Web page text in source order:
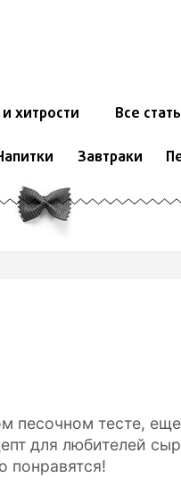
хитрости Все
Завтраки
песочном тесте, еще
для любителей
понравятся!